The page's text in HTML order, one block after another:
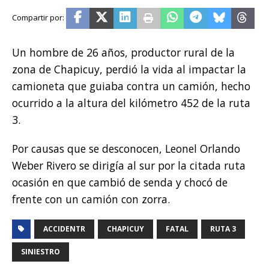
Un hombre de 26 años, productor rural de la
zona de Chapicuy, perdió la vida al impactar la
camioneta que guiaba contra un camión, hecho
ocurrido a la altura del kilómetro 452 de la ruta
3.
Por causas que se desconocen, Leonel Orlando
Weber Rivero se dirigía al sur por la citada ruta
ocasión en que cambió de senda y chocó de
frente con un camión con zorra.
ACCIDENTR CHAPICUY FATAL RUTA 3
SINIESTRO